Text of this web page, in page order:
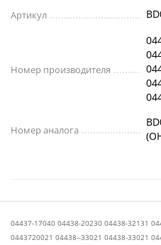
Артикул
Номер производителя
Номер аналога
04437-17040 04438-20230 04438-32131
0443720021 04438--33021 04438-33021